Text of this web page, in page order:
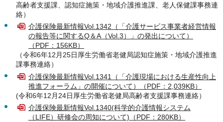
高齢者支援課、認知症施策・地域介護推進課、老人保健課事務連
絡）
介護保険最新情報Vol.1342（「介護サービス事業者経営情報
の報告等に関するQ＆A（Vol.3）」の発出について）
（PDF：156KB）
（令和6年12月25日厚生労働省老健局認知症施策・地域介護推進
課事務連絡）
介護保険最新情報Vol.1341（「介護現場における生産性向上
推進フォーラム」の開催について）（PDF：2,039KB）
(令和6年12月24日厚生労働省老健局高齢者支援課事務連絡）
介護保険最新情報Vol.1340(科学的介護情報システム
（LIFE）研修会の周知について)（PDF：280KB）